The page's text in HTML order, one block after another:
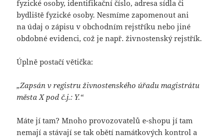
fyzické osoby, identifikační číslo, adresa sídla či
bydliště fyzické osoby. Nesmíme zapomenout ani
na údaj o zápisu v obchodním rejstříku nebo jiné
obdobné evidenci, což je např. živnostenský rejstřík.
Úplně postačí větička:
„Zapsán v registru živnostenského úřadu magistrátu
města X pod č.j.: Y.“
Máte jí tam? Mnoho provozovatelů e-shopu jí tam
nemají a stávají se tak obětí namátkových kontrol a